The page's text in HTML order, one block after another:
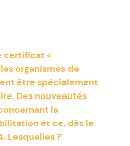
certificat «
organismes de
être spécialement
Des nouveautés
la
et ce, dès le
Lesquelles ?